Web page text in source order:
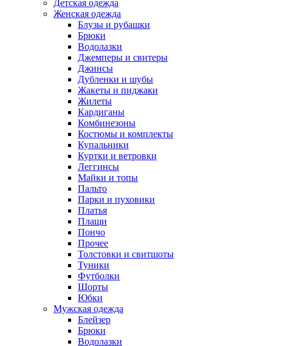
Детская одежда
Женская одежда
Блузы и рубашки
Брюки
Водолазки
Джемперы и свитеры
Джинсы
Дубленки и шубы
Жакеты и пиджаки
Жилеты
Кардиганы
Комбинезоны
Костюмы и комплекты
Купальники
Куртки и ветровки
Леггинсы
Майки и топы
Пальто
Парки и пуховики
Платья
Плащи
Пончо
Прочее
Толстовки и свитшоты
Туники
Футболки
Шорты
Юбки
Мужская одежда
Блейзер
Брюки
Водолазки